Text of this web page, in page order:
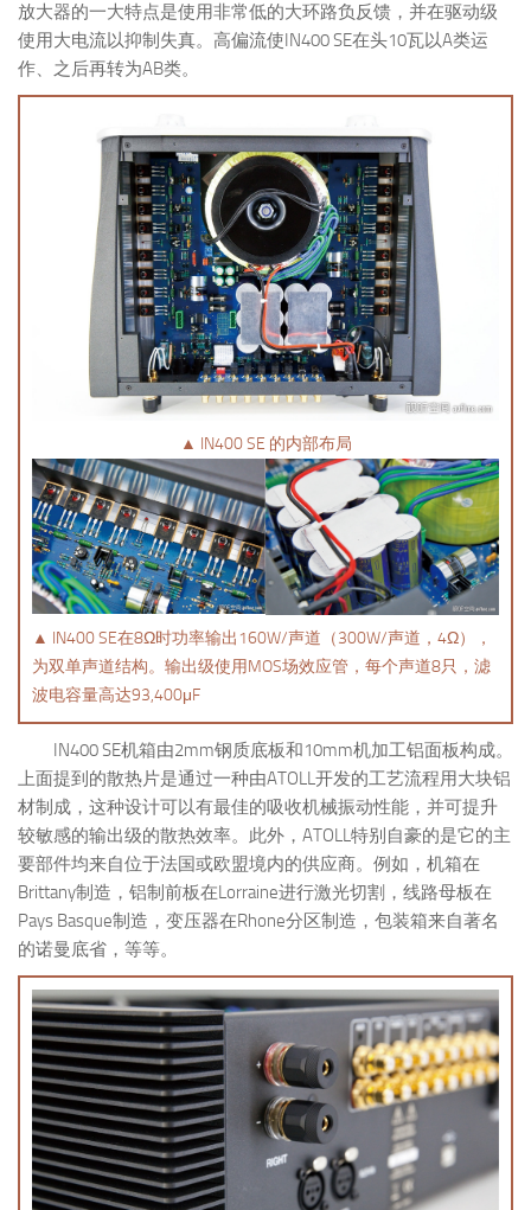
放大器的一大特点是使用非常低的大环路负反馈，并在驱动级
使用大电流以抑制失真。高偏流使IN400 SE在头10瓦以A类运
作、之后再转为AB类。
▲ IN400 SE 的内部布局
▲ IN400 SE在8Ω时功率输出160W/声道（300W/声道，4Ω），
为双单声道结构。输出级使用MOS场效应管，每个声道8只，滤
波电容量高达93,400μF
IN400 SE机箱由2mm钢质底板和10mm机加工铝面板构成。
上面提到的散热片是通过一种由ATOLL开发的工艺流程用大块铝
材制成，这种设计可以有最佳的吸收机械振动性能，并可提升
较敏感的输出级的散热效率。此外，ATOLL特别自豪的是它的主
要部件均来自位于法国或欧盟境内的供应商。例如，机箱在
Brittany制造，铝制前板在Lorraine进行激光切割，线路母板在
Pays Basque制造，变压器在Rhone分区制造，包装箱来自著名
的诺曼底省，等等。